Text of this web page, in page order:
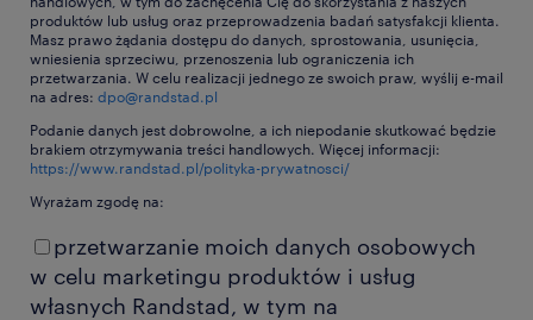
produktów lub usług oraz przeprowadzenia badań satysfakcji klienta.
Masz prawo żądania dostępu do danych, sprostowania, usunięcia,
wniesienia sprzeciwu, przenoszenia lub ograniczenia ich
przetwarzania. W celu realizacji jednego ze swoich praw, wyślij e-mail
na adres: dpo@randstad.pl
Podanie danych jest dobrowolne, a ich niepodanie skutkować będzie
brakiem otrzymywania treści handlowych. Więcej informacji:
https://www.randstad.pl/polityka-prywatnosci/
Wyrażam zgodę na:
przetwarzanie moich danych osobowych
w celu marketingu produktów i usług
własnych Randstad, w tym na